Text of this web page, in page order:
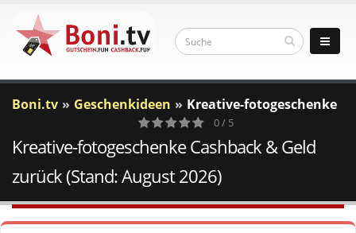
Boni.tv Geschenkideen Kreative-fotogeschenke
0
Votes
0 / 5
Kreative-fotogeschenke Cashback & Geld
zurück (Stand: August 2026)